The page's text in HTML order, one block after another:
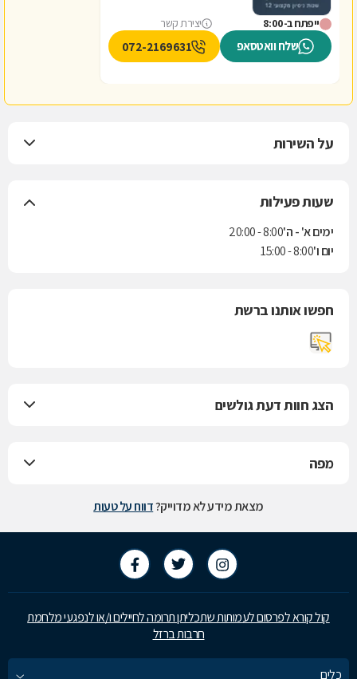
ייפתח ב-8:00 יצירת קשר
שלח וואטסאפ 072-2169631
על השירות
שעות פעילות
ימים א' - ה'8:00 - 20:00
יום ו'8:00 - 15:00
חפשו אותנו ברשת
הצג חוות דעת גולשים
מפה
מצאת מידע לא מדוייק?דווח על טעות
קול קורא לפרסום לעמותות שתכליתן תרומה לחיילים ו/או לנפגעי מלחמת
חרבות ברזל
כלים